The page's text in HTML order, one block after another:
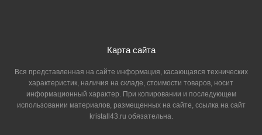
Карта сайта
Вся представленная на сайте информация, касающаяся технических
характеристик, наличия на складе, стоимости товаров, носит
информационный характер. При копировании и последующем
использовании материалов, размещенных на сайте, ссылка на сайт
kristall43.ru обязательна.